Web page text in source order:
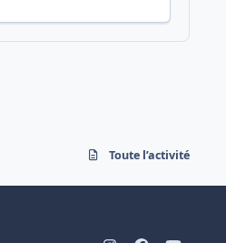
Toute l’activité